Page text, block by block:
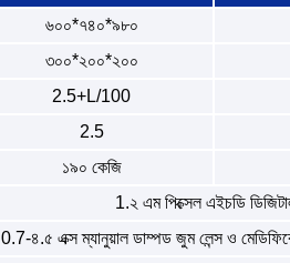
৬০০*৭৪০*৯৮০
৩০০*২০০*২০০
2.5+L/100
2.5
১৯০ কেজি
1.২ এম পিক্সেল এইচডি
0.7-৪.৫ এক্স ম্যানুয়াল ডাম্পড জুম লেন্স ও